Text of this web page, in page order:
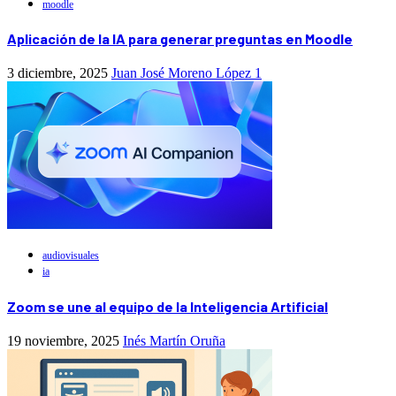
moodle
Aplicación de la IA para generar preguntas en Moodle
3 diciembre, 2025 Juan José Moreno López 1
audiovisuales
ia
Zoom se une al equipo de la Inteligencia Artificial
19 noviembre, 2025 Inés Martín Oruña